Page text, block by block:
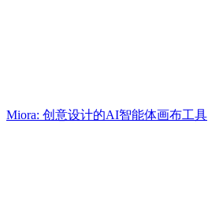
Miora: 创意设计的AI智能体画布工具